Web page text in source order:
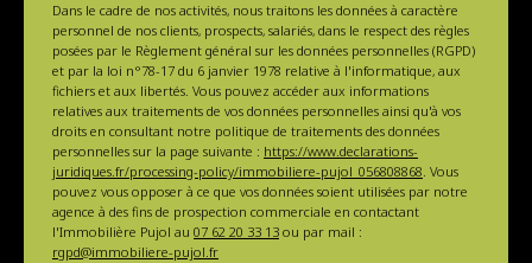
Dans le cadre de nos activités, nous traitons les données à caractère
personnel de nos clients, prospects, salariés, dans le respect des règles
posées par le Règlement général sur les données personnelles (RGPD)
et par la loi n°78-17 du 6 janvier 1978 relative à l'informatique, aux
fichiers et aux libertés. Vous pouvez accéder aux informations
relatives aux traitements de vos données personnelles ainsi qu'à vos
droits en consultant notre politique de traitements des données
personnelles sur la page suivante : https://www.declarations-
juridiques.fr/processing-policy/immobiliere-pujol_056808868. Vous
pouvez vous opposer à ce que vos données soient utilisées par notre
agence à des fins de prospection commerciale en contactant
l'Immobilière Pujol au 07 62 20 33 13 ou par mail :
rgpd@immobiliere-pujol.fr